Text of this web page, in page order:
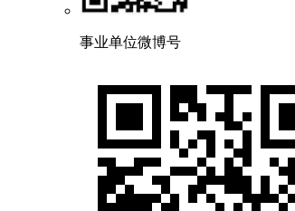
事业单位微博号